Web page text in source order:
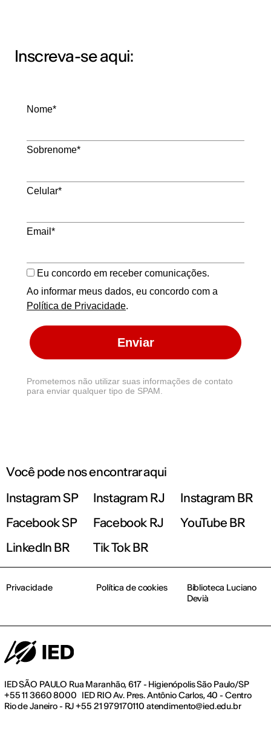
Inscreva-se aqui:
Nome*
Sobrenome*
Celular*
Email*
Eu concordo em receber comunicações.
Ao informar meus dados, eu concordo com a
Política de Privacidade.
Enviar
Prometemos não utilizar suas informações de contato
para enviar qualquer tipo de SPAM.
Você pode nos encontrar aqui
Instagram SP
Instagram RJ
Instagram BR
Facebook SP
Facebook RJ
YouTube BR
LinkedIn BR
Tik Tok BR
IED SÃO PAULO Rua Maranhão, 617 - Higienópolis São Paulo/SP
+55 11 3660 8000 IED RIO Av. Pres. Antônio Carlos, 40 - Centro
Rio de Janeiro - RJ +55 21 979170110 atendimento@ied.edu.br
Privacidade Política de cookies
Biblioteca Luciano
Devià